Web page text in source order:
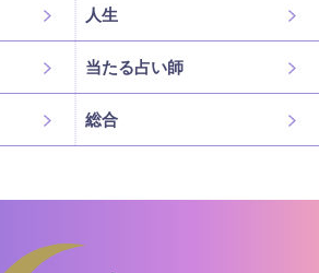
人生
当たる占い師
総合